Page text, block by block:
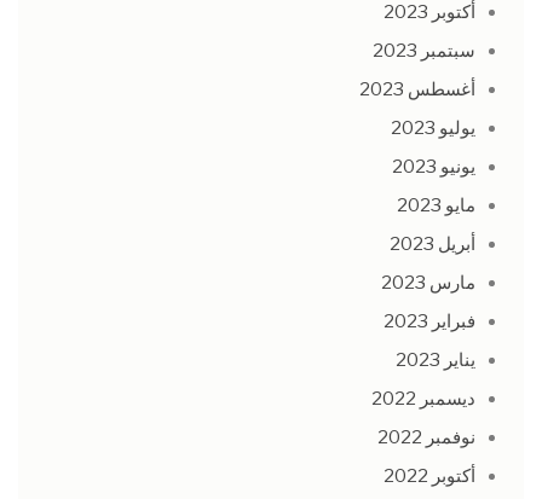
أكتوبر 2023
سبتمبر 2023
أغسطس 2023
يوليو 2023
يونيو 2023
مايو 2023
أبريل 2023
مارس 2023
فبراير 2023
يناير 2023
ديسمبر 2022
نوفمبر 2022
أكتوبر 2022